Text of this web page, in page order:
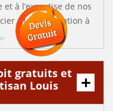
à l’expertise de nos
d’une prestation à
gratuits et
Louis